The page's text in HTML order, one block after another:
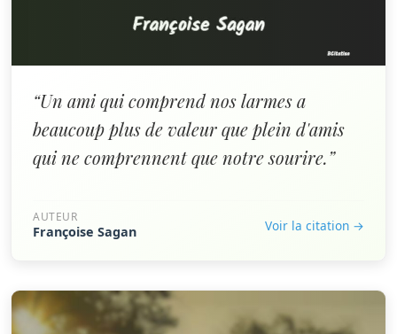
“Un ami qui comprend nos larmes a
beaucoup plus de valeur que plein d'amis
qui ne comprennent que notre sourire.”
AUTEUR
Françoise Sagan Voir la citation →